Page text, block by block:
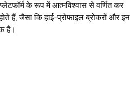
के रूप में आत्मविश्वास से वर्णित कर
हैं, जैसा कि हाई-प्रोफाइल ब्रोकरों और इन
है।